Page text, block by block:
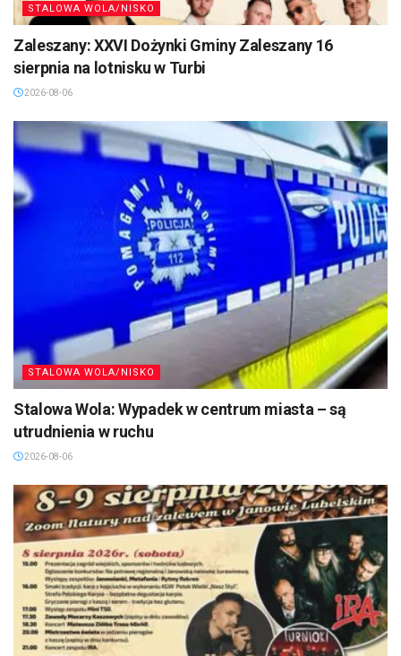
STALOWA WOLA/NISKO
Zaleszany: XXVI Dożynki Gminy Zaleszany 16
sierpnia na lotnisku w Turbi
2026-08-06
STALOWA WOLA/NISKO
Stalowa Wola: Wypadek w centrum miasta – są
utrudnienia w ruchu
2026-08-06